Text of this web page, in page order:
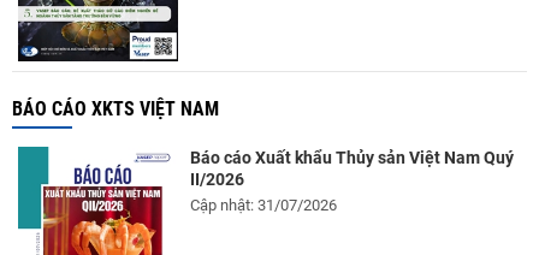
BÁO CÁO XKTS VIỆT NAM
Báo cáo Xuất khẩu Thủy sản Việt Nam Quý
II/2026
Cập nhật: 31/07/2026